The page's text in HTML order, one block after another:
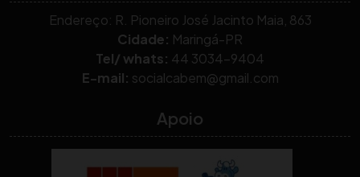
Endereço: R. Pioneiro José Jacinto Maia, 863
Cidade: Maringá-PR
Tel/ whats: 44 3034-9404
E-mail: socialcabem@gmail.com
Apoio